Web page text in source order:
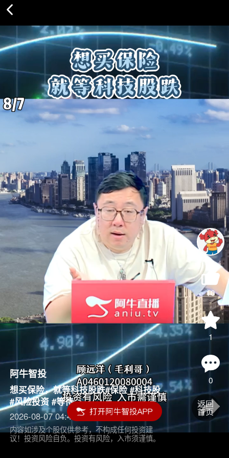
10
1
0
阿牛智投
想买保险，就等科技股跌#保险 #科技股
#风险投资 #等待
2026-08-07 04:45
内容如涉及个股仅供参考，不构成任何投资建
议！投资风险自负。投资有风险，入市须谨慎。